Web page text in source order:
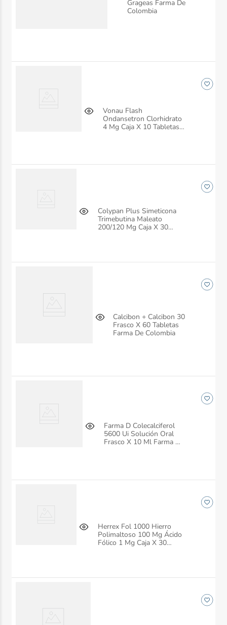
Grageas Farma De
Colombia
Vonau Flash
Ondansetron Clorhidrato
4 Mg Caja X 10 Tabletas
Colypan Plus Simeticona
Trimebutina Maleato
200/120 Mg Caja X 30
Calcibon + Calcibon 30
Frasco X 60 Tabletas
Farma De Colombia
Farma D Colecalciferol
5600 Ui Solución Oral
Frasco X 10 Ml Farma De
Herrex Fol 1000 Hierro
Polimaltoso 100 Mg Ácido
Fólico 1 Mg Caja X 30